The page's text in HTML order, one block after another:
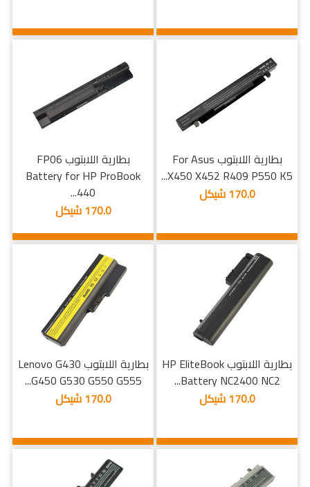
بطارية اللابتوب For Asus
X450 X452 R409 P550 K5...
170.0 شيكل
بطارية اللابتوب FP06
Battery for HP ProBook
440...
170.0 شيكل
بطارية اللابتوب HP EliteBook
Battery NC2400 NC2...
170.0 شيكل
بطارية اللابتوب Lenovo G430
G450 G530 G550 G555...
170.0 شيكل